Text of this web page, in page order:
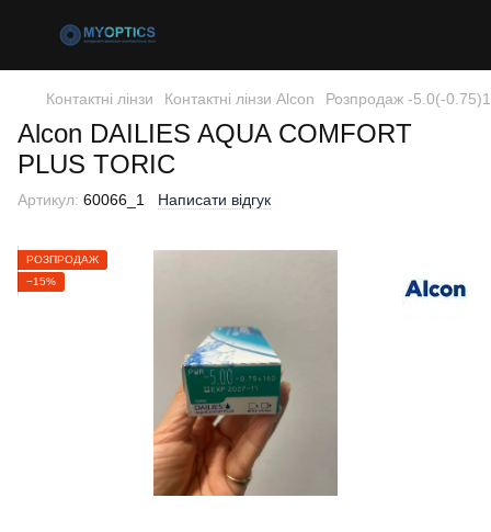
Контактні лінзи Контактні лінзи Alcon Розпродаж -5.0(-
Alcon DAILIES AQUA COMFORT
PLUS TORIC
Артикул: 60066_1 Написати відгук
РОЗПРОДАЖ
−15%